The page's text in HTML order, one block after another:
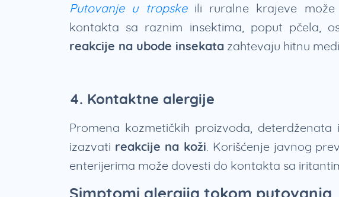
Putovanje u tropskeili ruralne krajeve može
kontakta sa raznim insektima, poput pčela,
reakcije na ubode insekata zahtevaju hitnu
4. Kontaktne alergije
Promena kozmetičkih proizvoda,
izazvati reakcije na koži. Korišćenje javnog
enterijerima može dovesti do kontakta sa